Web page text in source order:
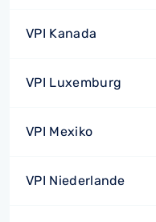
VPI Kanada
VPI Luxemburg
VPI Mexiko
VPI Niederlande